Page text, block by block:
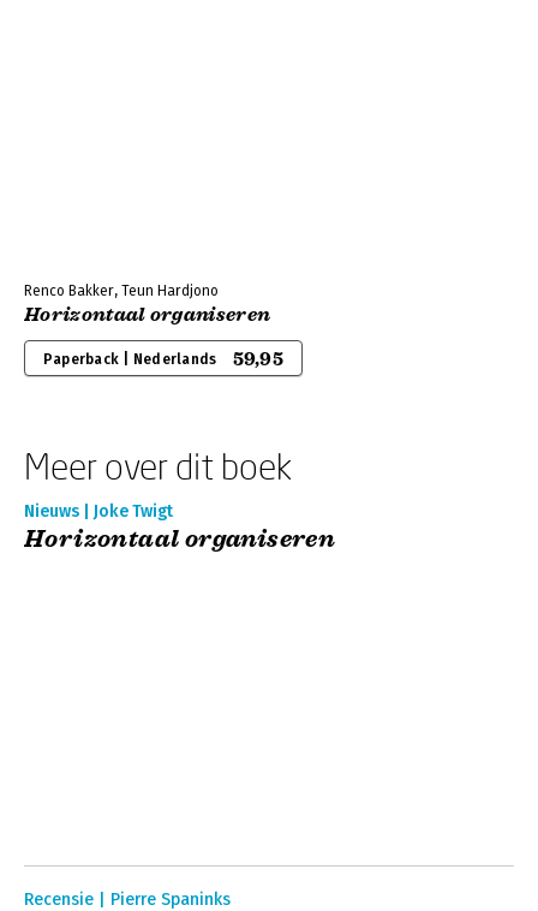
Renco Bakker, Teun Hardjono
Horizontaal organiseren
Paperback | Nederlands 59,95
Meer over dit boek
Nieuws | Joke Twigt
Horizontaal organiseren
Recensie | Pierre Spaninks